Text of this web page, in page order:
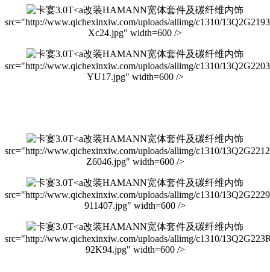
改装HAMANN宽体套件及碳纤维内饰
src="http://www.qichexinxiw.com/uploads/allimg/c1310/
Xc24.jpg" width=600 />
改装HAMANN宽体套件及碳纤维内饰
src="http://www.qichexinxiw.com/uploads/allimg/c1310/
YU17.jpg" width=600 />
改装HAMANN宽体套件及碳纤维内饰
src="http://www.qichexinxiw.com/uploads/allimg/c1310/
Z6046.jpg" width=600 />
改装HAMANN宽体套件及碳纤维内饰
src="http://www.qichexinxiw.com/uploads/allimg/c1310/
911407.jpg" width=600 />
改装HAMANN宽体套件及碳纤维内饰
src="http://www.qichexinxiw.com/uploads/allimg/c1310/
92K94.jpg" width=600 />